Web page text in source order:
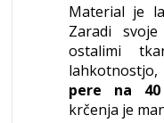
Material je
Zaradi
ostalimi
pere na
krčenja je